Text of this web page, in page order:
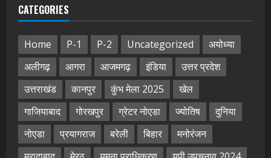
CATEGORIES
Home P-1 P-2 Uncategorized
अयोध्या
अलीगढ़
आगरा आजमगढ़ इंडिया
उत्तर प्रदेश
उत्तराखंड
कानपुर कुंभ मेला 2025
खेल
गाजियाबाद
गोरखपुर ग्रेटर नोएडा ज्योतिष
दुनिया
नोएडा
प्रयागराज बरेली बिहार
मनोरंजन